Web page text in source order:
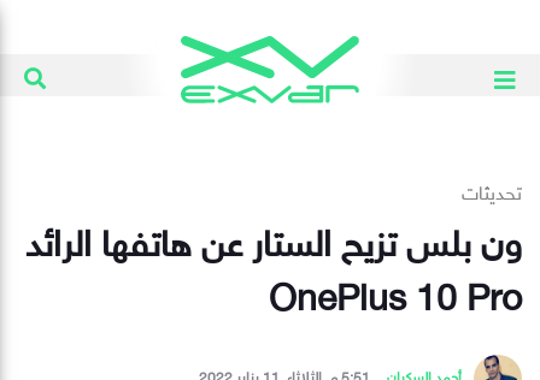
تحديثات
ون بلس تزيح الستار عن هاتفها الرائد
OnePlus 10 Pro
أحمد السكران 5:51 م, الثلاثاء, 11 يناير 2022